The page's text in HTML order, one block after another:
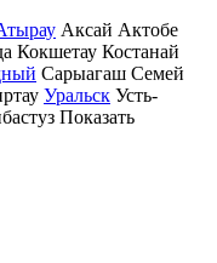
Аксай Актобе
Кокшетау Костанай
Сарыагаш Семей
Уральск Усть-
Показать